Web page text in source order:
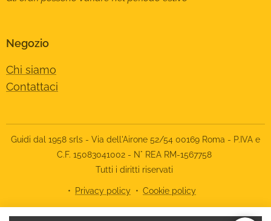
Negozio
Chi siamo
Contattaci
Guidi dal 1958 srls - Via dell'Airone 52/54 00169 Roma - P.IVA e
C.F. 15083041002 - N° REA RM-1567758
Tutti i diritti riservati
Privacy policy Cookie policy